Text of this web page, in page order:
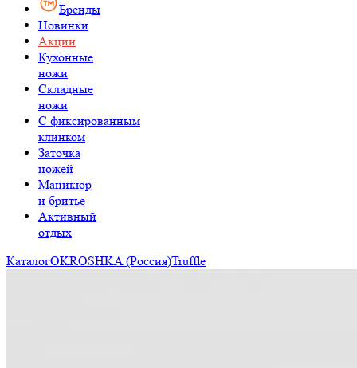
Бренды
Новинки
Акции
Кухонные
ножи
Складные
ножи
C фиксированным
клинком
Заточка
ножей
Маникюр
и бритье
Активный
отдых
КаталогOKROSHKA (Россия)Truffle